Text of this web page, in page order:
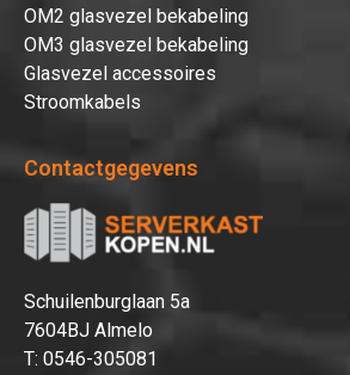
OM2 glasvezel bekabeling
OM3 glasvezel bekabeling
Glasvezel accessoires
Stroomkabels
Contactgegevens
Schuilenburglaan 5a
7604BJ Almelo
T: 0546-305081